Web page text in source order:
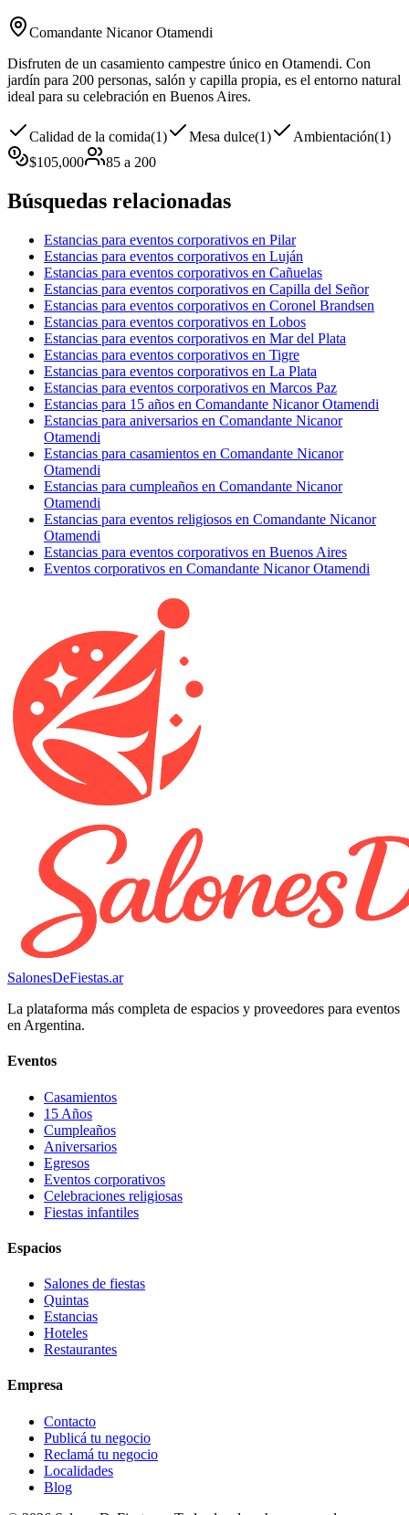
Comandante Nicanor Otamendi
Disfruten de un casamiento campestre único en Otamendi. Con
jardín para 200 personas, salón y capilla propia, es el entorno natural
ideal para su celebración en Buenos Aires.
Calidad de la comida(1) Mesa dulce(1) Ambientación(1)
$105,000 85 a 200
Búsquedas relacionadas
Estancias para eventos corporativos en Pilar
Estancias para eventos corporativos en Luján
Estancias para eventos corporativos en Cañuelas
Estancias para eventos corporativos en Capilla del Señor
Estancias para eventos corporativos en Coronel Brandsen
Estancias para eventos corporativos en Lobos
Estancias para eventos corporativos en Mar del Plata
Estancias para eventos corporativos en Tigre
Estancias para eventos corporativos en La Plata
Estancias para eventos corporativos en Marcos Paz
Estancias para 15 años en Comandante Nicanor Otamendi
Estancias para aniversarios en Comandante Nicanor
Otamendi
Estancias para casamientos en Comandante Nicanor
Otamendi
Estancias para cumpleaños en Comandante Nicanor
Otamendi
Estancias para eventos religiosos en Comandante Nicanor
Otamendi
Estancias para eventos corporativos en Buenos Aires
Eventos corporativos en Comandante Nicanor Otamendi
SalonesDeFiestas.ar
La plataforma más completa de espacios y proveedores para eventos
en Argentina.
Eventos
Casamientos
15 Años
Cumpleaños
Aniversarios
Egresos
Eventos corporativos
Celebraciones religiosas
Fiestas infantiles
Espacios
Salones de fiestas
Quintas
Estancias
Hoteles
Restaurantes
Empresa
Contacto
Publicá tu negocio
Reclamá tu negocio
Localidades
Blog